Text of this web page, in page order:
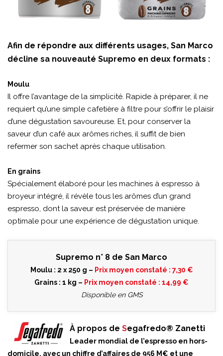
Afin de répondre aux différents usages, San Marco
décline sa nouveauté Supremo en deux formats :
Moulu
Il offre l’avantage de la simplicité. Rapide à préparer, il ne
requiert qu’une simple cafetière à filtre pour s’offrir le plaisir
d’une dégustation savoureuse. Et, pour conserver la
saveur d’un café aux arômes riches, il suffit de bien
refermer son sachet après chaque utilisation.
En grains
Spécialement élaboré pour les machines à espresso à
broyeur intégré, il révèle tous les arômes d’un grand
espresso, dont la saveur est préservée de manière
optimale pour une expérience de dégustation unique.
Supremo n° 8 de San Marco
Moulu : 2 x 250 g – Prix moyen constaté : 7,30 €
Grains : 1 kg – Prix moyen constaté : 14,99 €
Disponible en GMS
À propos de Segafredo® Zanetti
Leader mondial de l’espresso en hors-
domicile, avec un chiffre d’affaires de 956 M€ et une